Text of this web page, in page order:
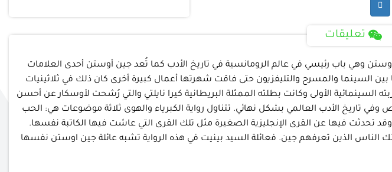
تعليقات
شهرة وحضورًا في روايات جين أوستن وهي باب رئيسي في عالم الرومانسية في تاريخ الأدب كما تُعد جين أوستن أحدى العلامات
بين السينما والمسرح والتليفزيون حتى فاقت شهرتها أعمال كبيرة أخرى كان ذلك في ثلاثينيات
الذي أخرجه جو وايت في تجربته السينمائية الأولى وكانت بطلته الممثلة البريطانية كيرا نايلتي والتي رُشحت لأوسكار عن أحسن
تاريخ الأدب العالمي بشكل نهائي. تتناول رواية الكبرياء والهوى ثلاثة موضوعات هي: الحب
وقد تحدثت فيها عن القرى الإنجليزية الصغيرة مثل تلك القرى التي عاشت فيها الكاتبة نفسها.
الناس الذين تعرفهم جين. فعائلة السيد بينيت في هذه الرواية تشبه عائلة جين اوستن نفسها